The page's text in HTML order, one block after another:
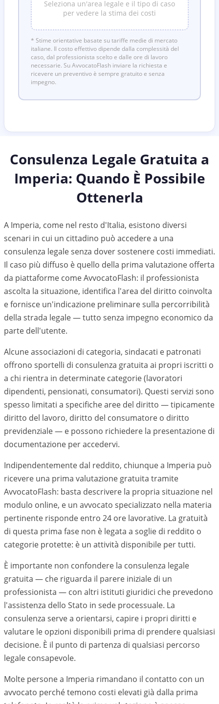
Seleziona un'area legale e il tipo di caso
per vedere la stima dei costi
* Stime orientative basate su tariffe medie di mercato
italiane. Il costo effettivo dipende dalla complessità del
caso, dal professionista scelto e dalle ore di lavoro
necessarie. Su AvvocatoFlash inviare la richiesta e
ricevere un preventivo è sempre gratuito e senza
impegno.
Consulenza Legale Gratuita a
Imperia: Quando È Possibile
Ottenerla
A Imperia, come nel resto d'Italia, esistono diversi
scenari in cui un cittadino può accedere a una
consulenza legale senza dover sostenere costi immediati.
Il caso più diffuso è quello della prima valutazione offerta
da piattaforme come AvvocatoFlash: il professionista
ascolta la situazione, identifica l'area del diritto coinvolta
e fornisce un'indicazione preliminare sulla percorribilità
della strada legale — tutto senza impegno economico da
parte dell'utente.
Alcune associazioni di categoria, sindacati e patronati
offrono sportelli di consulenza gratuita ai propri iscritti o
a chi rientra in determinate categorie (lavoratori
dipendenti, pensionati, consumatori). Questi servizi sono
spesso limitati a specifiche aree del diritto — tipicamente
diritto del lavoro, diritto del consumatore o diritto
previdenziale — e possono richiedere la presentazione di
documentazione per accedervi.
Indipendentemente dal reddito, chiunque a Imperia può
ricevere una prima valutazione gratuita tramite
AvvocatoFlash: basta descrivere la propria situazione nel
modulo online, e un avvocato specializzato nella materia
pertinente risponde entro 24 ore lavorative. La gratuità
di questa prima fase non è legata a soglie di reddito o
categorie protette: è un attività disponibile per tutti.
È importante non confondere la consulenza legale
gratuita — che riguarda il parere iniziale di un
professionista — con altri istituti giuridici che prevedono
l'assistenza dello Stato in sede processuale. La
consulenza serve a orientarsi, capire i propri diritti e
valutare le opzioni disponibili prima di prendere qualsiasi
decisione. È il punto di partenza di qualsiasi percorso
legale consapevole.
Molte persone a Imperia rimandano il contatto con un
avvocato perché temono costi elevati già dalla prima